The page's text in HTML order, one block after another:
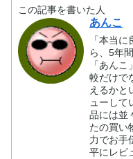
この記事を書いた人
あんこ
「本当
ら、5年
「あん
較だけで
えるかと
ューして
品には並
たの買い
力でお手
平にレビ